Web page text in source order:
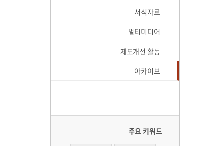
서식자료
멀티미디어
제도개선 활동
아카이브
주요 키워드